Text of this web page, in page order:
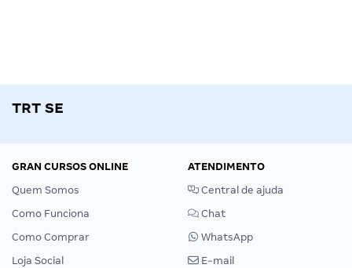
TRT SE
GRAN CURSOS ONLINE
Quem Somos
Como Funciona
Como Comprar
Loja Social
ATENDIMENTO
Central de ajuda
Chat
WhatsApp
E-mail